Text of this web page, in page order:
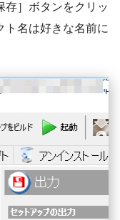
存］ボタンをクリッ
ト名は好きな名前に